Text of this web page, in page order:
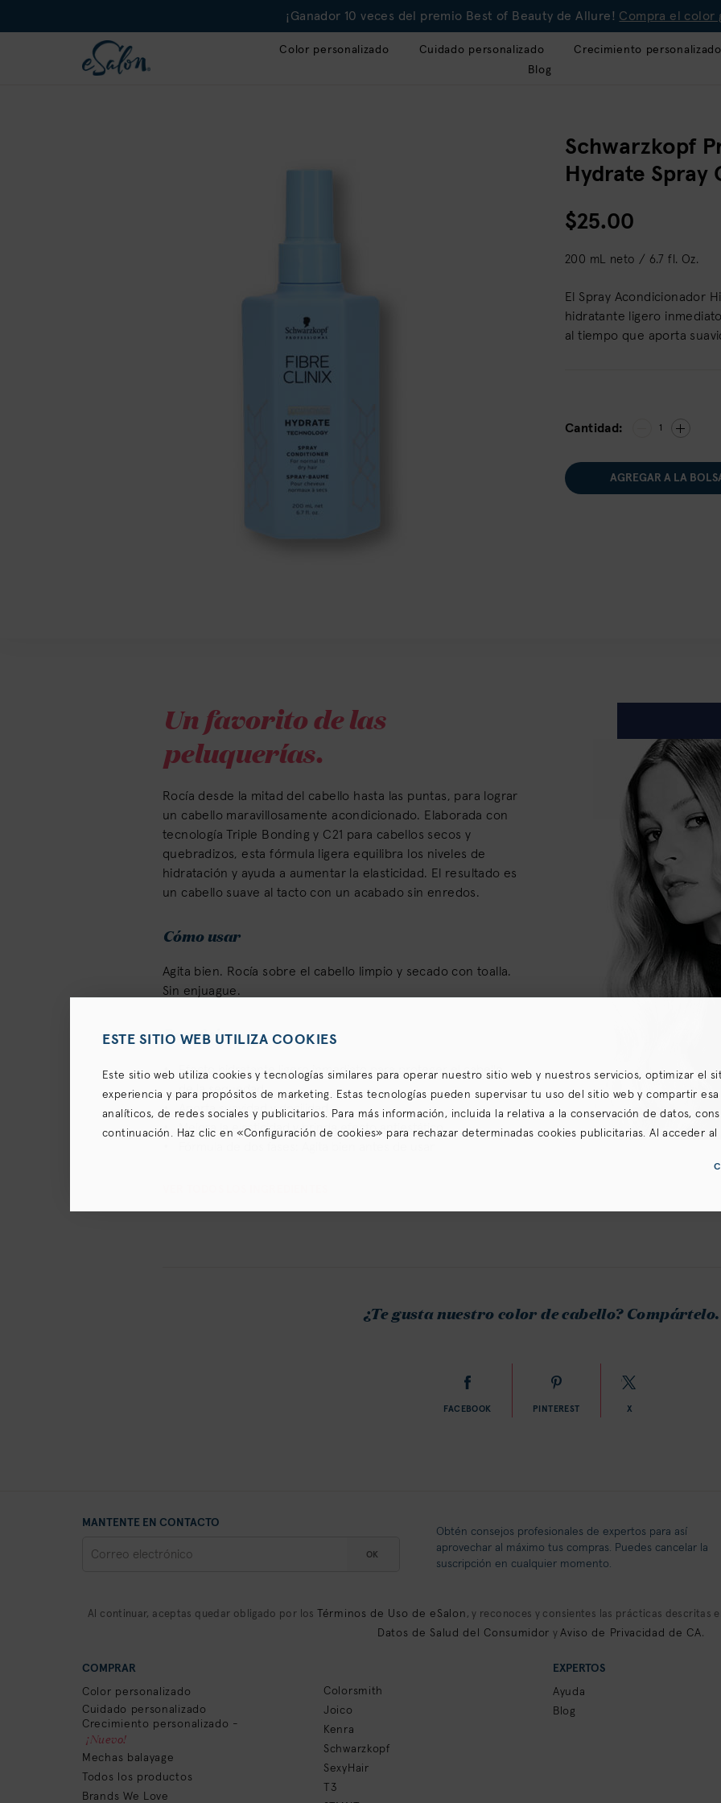
¡Ganador 10 veces del premio Best of Beauty de Allure! Compra el color
Color personalizado Cuidado personalizado
Crecimiento personalizado
Blog
Schwarzkopf
Hydrate
$25.00
200 mL neto / 6.7 fl. Oz.
El Spray Acondicionador
hidratante ligero
al tiempo que aporta
Cantidad: 1
AGREGAR A LA
Un favorito de las
peluquerías.
Rocía desde la mitad del cabello hasta las puntas, para lograr
un cabello maravillosamente acondicionado. Elaborada con
tecnología Triple Bonding y C21 para cabellos secos y
quebradizos, esta fórmula ligera equilibra los niveles de
hidratación y ayuda a aumentar la elasticidad. El resultado es
un cabello suave al tacto con un acabado sin enredos.
Cómo usar
Agita bien. Rocía sobre el cabello limpio y secado con toalla.
Sin enjuague.
Beneficios
Efecto hidratante ligero inmediato para proteger el cabello
de la sequedad
Aporta suavidad y docilidad
Mejora la elasticidad y brinda efecto antiestático
¿Te gusta nuestro color de cabello? Compártelo.
FACEBOOK PINTEREST X
MANTENTE EN CONTACTO
OK
Obtén consejos profesionales de expertos para así
aprovechar al máximo tus compras. Puedes cancelar la
suscripción en cualquier momento.
Al continuar, aceptas quedar obligado por los Términos de Uso de eSalon , y reconoces y consientes las prácticas descritas
Datos de Salud del Consumidor yAviso de Privacidad de CA.
COMPRAR
Color personalizado
Cuidado personalizado
Crecimiento personalizado -
¡Nuevo!
Mechas balayage
Todos los productos
Brands We Love
Colorsmith
Joico
Kenra
Schwarzkopf
SexyHair
T3
EXPERTOS
Ayuda
Blog
ESTE SITIO WEB UTILIZA COOKIES
Este sitio web utiliza cookies y tecnologías similares para operar nuestro sitio web y nuestros servicios, optimizar el
experiencia y para propósitos de marketing. Estas tecnologías pueden supervisar tu uso del sitio web y compartir
analíticos, de redes sociales y publicitarios. Para más información, incluida la relativa a la conservación de datos,
continuación. Haz clic en «Configuración de cookies» para rechazar determinadas cookies publicitarias. Al acceder